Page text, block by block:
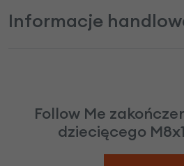
Informacje
Follow Me
dziecięcego